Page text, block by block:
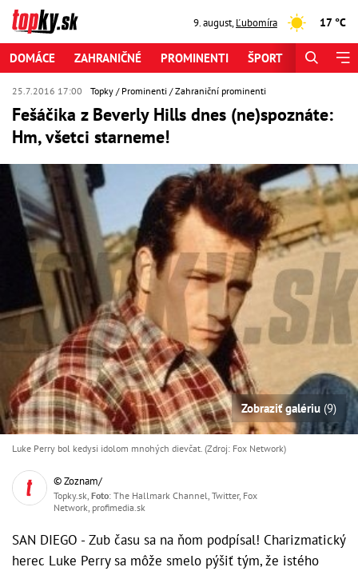
9. august,Ľubomíra 17 °C
DOMÁCE ZAHRANIČNÉ PROMINENTI ŠPORT
25.7.2016 17:00 Topky Prominenti Zahraniční prominenti
Fešáčika z Beverly Hills dnes (ne)spoznáte:
Hm, všetci starneme!
Zobraziť galériu (9)
Luke Perry bol kedysi idolom mnohých dievčat. (Zdroj: Fox Network)
© Zoznam/
Topky.sk, Foto: The Hallmark Channel, Twitter, Fox
Network, profimedia.sk
SAN DIEGO - Zub času sa na ňom podpísal! Charizmatický
herec Luke Perry sa môže smelo pýšiť tým, že istého